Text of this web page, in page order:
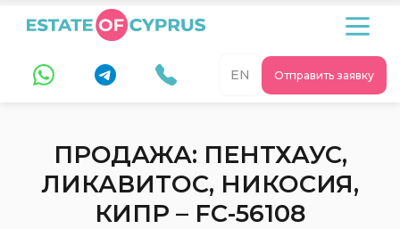
Отправить заявку
EN
ПРОДАЖА: ПЕНТХАУС,
ЛИКАВИТОС, НИКОСИЯ,
КИПР – FC-56108